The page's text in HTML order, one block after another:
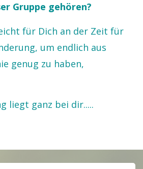
Gruppe gehören?
für Dich an der Zeit für
um endlich aus
genug zu haben,
liegt ganz bei dir.....